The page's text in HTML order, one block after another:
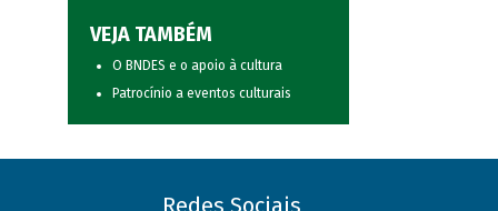
VEJA TAMBÉM
O BNDES e o apoio à cultura
Patrocínio a eventos culturais
Redes Sociais